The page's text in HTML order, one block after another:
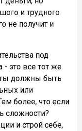
и трудного
не получит и
под
это все тот же
должны быть
или
более, что если
сложности?
и строй себе,